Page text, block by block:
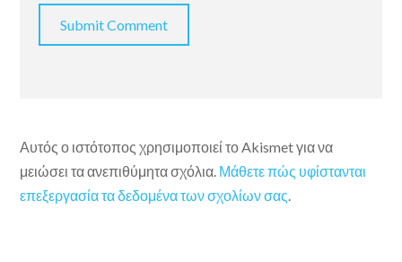
Αυτός ο ιστότοπος χρησιμοποιεί το Akismet για να
μειώσει τα ανεπιθύμητα σχόλια. Μάθετε πώς υφίστανται
επεξεργασία τα δεδομένα των σχολίων σας.